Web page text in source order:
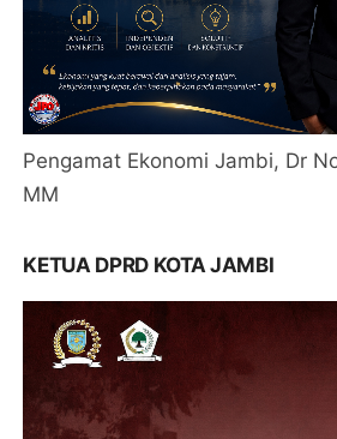
Pengamat Ekonomi Jambi, Dr
MM
KETUA DPRD KOTA JAMBI